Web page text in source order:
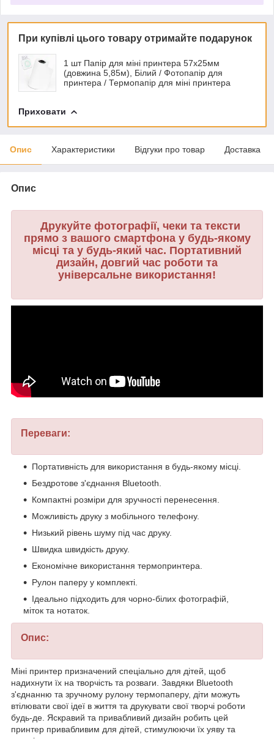
При купівлі цього товару отримайте подарунок
1 шт Папір для міні принтера 57х25мм
(довжина 5,85м), Білий / Фотопапір для
принтера / Термопапір для міні принтера
Приховати
Опис Характеристики Відгуки про товар Доставка
Опис
Друкуйте фотографії, чеки та тексти
прямо з вашого смартфона у будь-якому
місці та у будь-який час. Портативний
дизайн, довгий час роботи та
універсальне використання!
Переваги:
Портативність для використання в будь-якому місці.
Бездротове з'єднання Bluetooth.
Компактні розміри для зручності перенесення.
Можливість друку з мобільного телефону.
Низький рівень шуму під час друку.
Швидка швидкість друку.
Економічне використання термопринтера.
Рулон паперу у комплекті.
Ідеально підходить для чорно-білих фотографій,
міток та нотаток.
Опис:
Міні принтер призначений спеціально для дітей, щоб
надихнути їх на творчість та розваги. Завдяки Bluetooth
з'єднанню та зручному рулону термопаперу, діти можуть
втілювати свої ідеї в життя та друкувати свої творчі роботи
будь-де. Яскравий та привабливий дизайн робить цей
принтер привабливим для дітей, стимулюючи їх уяву та